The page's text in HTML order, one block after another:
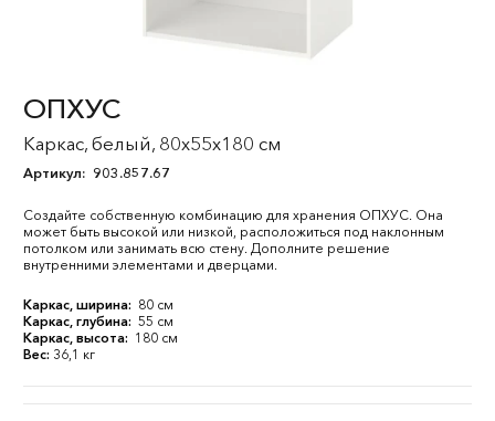
ОПХУС
Каркас, белый, 80x55x180 см
Артикул: 903.857.67
Создайте собственную комбинацию для хранения ОПХУС. Она
может быть высокой или низкой, расположиться под наклонным
потолком или занимать всю стену. Дополните решение
внутренними элементами и дверцами.
Каркас, ширина: 80 см
Каркас, глубина: 55 см
Каркас, высота: 180 см
Вес: 36,1 кг